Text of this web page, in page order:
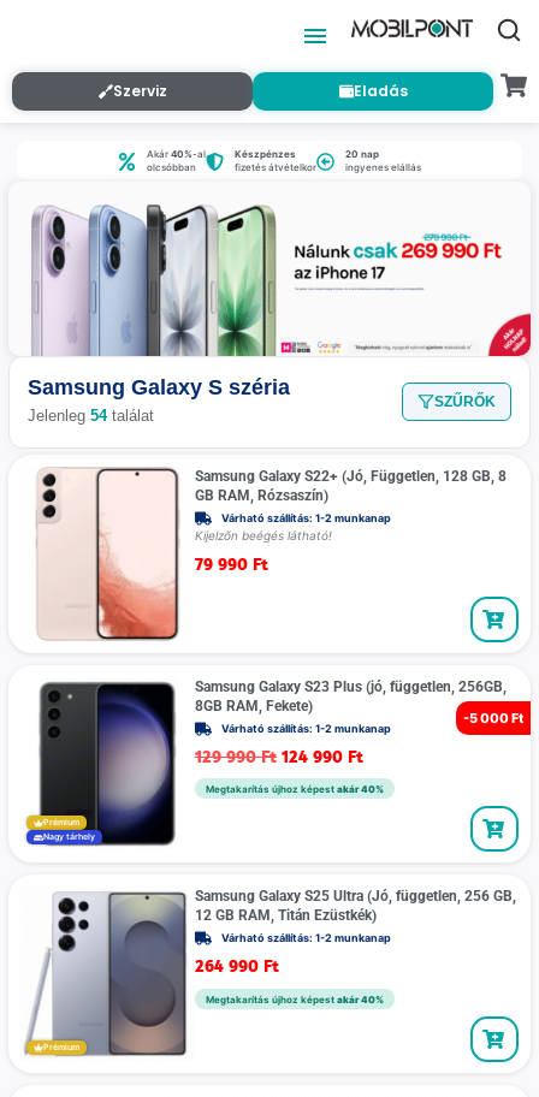
Szerviz Eladás
Akár40%-al
olcsóbban
Készpénzes
fizetés átvételkor
20 nap
ingyenes elállás
Samsung Galaxy S széria
Jelenleg 54találat
SZŰRŐK
Samsung Galaxy S22+ (Jó, Független, 128 GB, 8
GB RAM, Rózsaszín)
Várható szállítás: 1-2 munkanap
Kijelzőn beégés látható!
79 990 Ft
-5 000 Ft
Prémium
Nagy tárhely
Samsung Galaxy S23 Plus (jó, független, 256GB,
8GB RAM, Fekete)
Várható szállítás: 1-2 munkanap
129 990Ft 124 990 Ft
Megtakarítás újhoz képest akár 40%
Prémium
Samsung Galaxy S25 Ultra (Jó, független, 256 GB,
12 GB RAM, Titán Ezüstkék)
Várható szállítás: 1-2 munkanap
264 990 Ft
Megtakarítás újhoz képest akár 40%